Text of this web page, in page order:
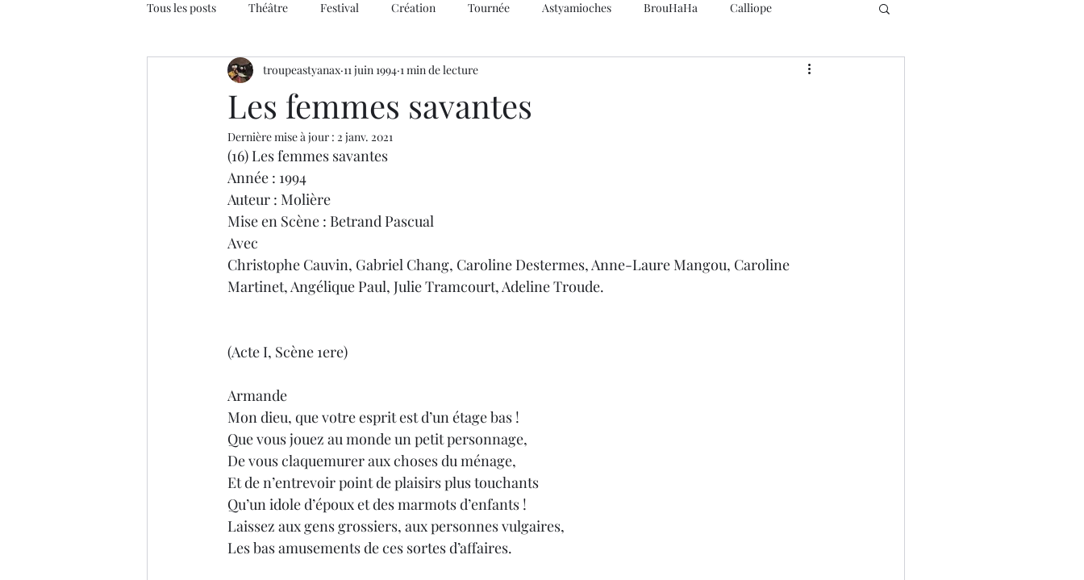
Tous les posts Théâtre Festival Création Tournée Astyamioches BrouHaHa Calliope
Astyaviocques Musique
Les femmes savantes
troupeastyanax 11 juin 1994 1 min de lecture
Dernière mise à jour : 2 janv. 2021
(16) Les femmes savantes
Année : 1994
Auteur : Molière
Mise en Scène : Betrand Pascual
Avec
Christophe Cauvin, Gabriel Chang, Caroline Destermes, Anne-Laure Mangou, Caroline
Martinet, Angélique Paul, Julie Tramcourt, Adeline Troude.
(Acte I, Scène 1ere)
Armande
Mon dieu, que votre esprit est d’un étage bas !
Que vous jouez au monde un petit personnage,
De vous claquemurer aux choses du ménage,
Et de n’entrevoir point de plaisirs plus touchants
Qu’un idole d’époux et des marmots d’enfants !
Laissez aux gens grossiers, aux personnes vulgaires,
Les bas amusements de ces sortes d’affaires.